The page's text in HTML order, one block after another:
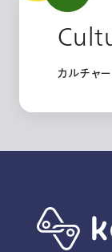
カルチャー